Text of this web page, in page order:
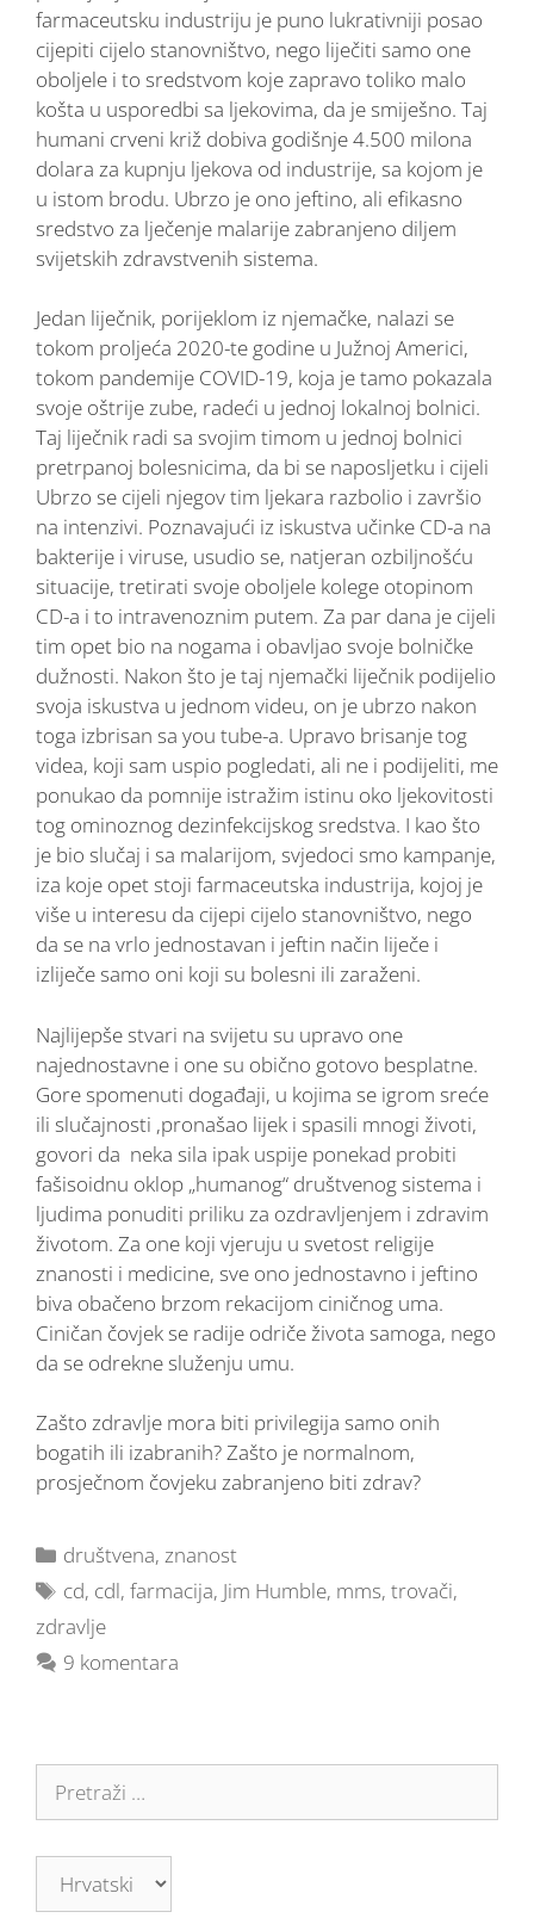
farmaceutsku industriju je puno lukrativniji posao
cijepiti cijelo stanovništvo, nego liječiti samo one
oboljele i to sredstvom koje zapravo toliko malo
košta u usporedbi sa ljekovima, da je smiješno. Taj
humani crveni križ dobiva godišnje 4.500 milona
dolara za kupnju ljekova od industrije, sa kojom je
u istom brodu. Ubrzo je ono jeftino, ali efikasno
sredstvo za lječenje malarije zabranjeno diljem
svijetskih zdravstvenih sistema.
Jedan liječnik, porijeklom iz njemačke, nalazi se
tokom proljeća 2020-te godine u Južnoj Americi,
tokom pandemije COVID-19, koja je tamo pokazala
svoje oštrije zube, radeći u jednoj lokalnoj bolnici.
Taj liječnik radi sa svojim timom u jednoj bolnici
pretrpanoj bolesnicima, da bi se naposljetku i cijeli
Ubrzo se cijeli njegov tim ljekara razbolio i završio
na intenzivi. Poznavajući iz iskustva učinke CD-a na
bakterije i viruse, usudio se, natjeran ozbiljnošću
situacije, tretirati svoje oboljele kolege otopinom
CD-a i to intravenoznim putem. Za par dana je cijeli
tim opet bio na nogama i obavljao svoje bolničke
dužnosti. Nakon što je taj njemački liječnik podijelio
svoja iskustva u jednom videu, on je ubrzo nakon
toga izbrisan sa you tube-a. Upravo brisanje tog
videa, koji sam uspio pogledati, ali ne i podijeliti, me
ponukao da pomnije istražim istinu oko ljekovitosti
tog ominoznog dezinfekcijskog sredstva. I kao što
je bio slučaj i sa malarijom, svjedoci smo kampanje,
iza koje opet stoji farmaceutska industrija, kojoj je
više u interesu da cijepi cijelo stanovništvo, nego
da se na vrlo jednostavan i jeftin način liječe i
izliječe samo oni koji su bolesni ili zaraženi.
Najlijepše stvari na svijetu su upravo one
najednostavne i one su obično gotovo besplatne.
Gore spomenuti događaji, u kojima se igrom sreće
ili slučajnosti ,pronašao lijek i spasili mnogi životi,
govori da neka sila ipak uspije ponekad probiti
fašisoidnu oklop „humanog“ društvenog sistema i
ljudima ponuditi priliku za ozdravljenjem i zdravim
životom. Za one koji vjeruju u svetost religije
znanosti i medicine, sve ono jednostavno i jeftino
biva obačeno brzom rekacijom ciničnog uma.
Ciničan čovjek se radije odriče života samoga, nego
da se odrekne služenju umu.
Zašto zdravlje mora biti privilegija samo onih
bogatih ili izabranih? Zašto je normalnom,
prosječnom čovjeku zabranjeno biti zdrav?
društvena,znanost
cd, cdl,farmacija, Jim Humble, mms,trovači,
zdravlje
9 komentara